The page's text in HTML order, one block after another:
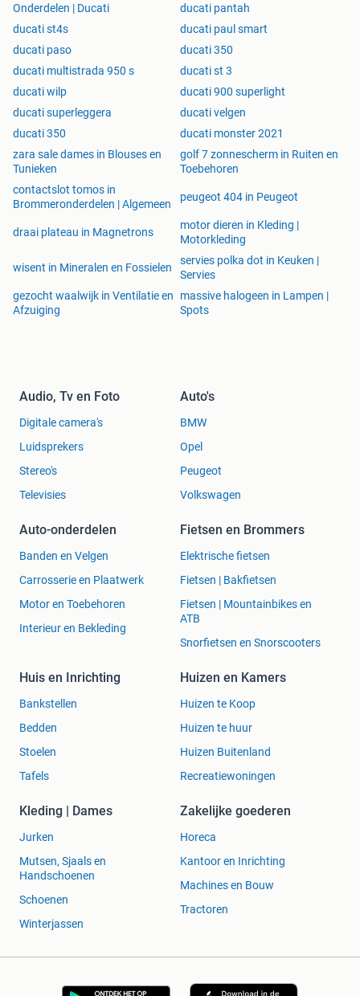
Onderdelen | Ducati
ducati pantah
ducati st4s
ducati paul smart
ducati paso
ducati 350
ducati multistrada 950 s
ducati st 3
ducati wilp
ducati 900 superlight
ducati superleggera
ducati velgen
ducati 350
ducati monster 2021
zara sale dames in Blouses en
Tunieken
golf 7 zonnescherm in Ruiten en
Toebehoren
contactslot tomos in
Brommeronderdelen | Algemeen
peugeot 404 in Peugeot
draai plateau in Magnetrons
motor dieren in Kleding |
Motorkleding
wisent in Mineralen en Fossielen
servies polka dot in Keuken |
Servies
gezocht waalwijk in Ventilatie en
Afzuiging
massive halogeen in Lampen |
Spots
Audio, Tv en Foto
Digitale camera's
Luidsprekers
Stereo's
Televisies
Auto's
BMW
Opel
Peugeot
Volkswagen
Auto-onderdelen
Banden en Velgen
Carrosserie en Plaatwerk
Motor en Toebehoren
Interieur en Bekleding
Fietsen en Brommers
Elektrische fietsen
Fietsen | Bakfietsen
Fietsen | Mountainbikes en
ATB
Snorfietsen en Snorscooters
Huis en Inrichting
Bankstellen
Bedden
Stoelen
Tafels
Huizen en Kamers
Huizen te Koop
Huizen te huur
Huizen Buitenland
Recreatiewoningen
Kleding | Dames
Jurken
Mutsen, Sjaals en
Handschoenen
Schoenen
Winterjassen
Zakelijke goederen
Horeca
Kantoor en Inrichting
Machines en Bouw
Tractoren